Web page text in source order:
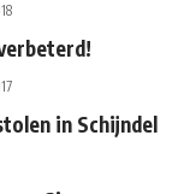
in Schijndel